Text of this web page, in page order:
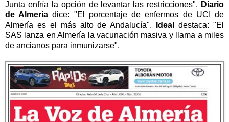
Junta enfría la opción de levantar las restricciones". Diario
de Almería dice: "El porcentaje de enfermos de UCI de
Almería es el más alto de Andalucía".
Ideal
destaca: "El
SAS lanza en Almería la vacunación masiva y llama a miles
de ancianos para inmunizarse".